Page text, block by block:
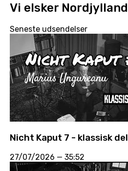
Vi elsker Nordjylland
Seneste udsendelser
Nicht Kaput 7 - klassisk del
27/07/2026 — 35:52